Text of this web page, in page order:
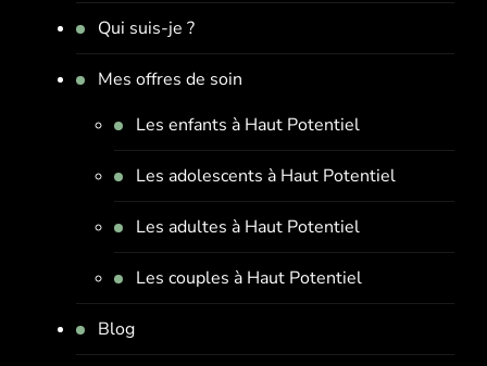
Qui suis-je ?
Mes offres de soin
Les enfants à Haut Potentiel
Les adolescents à Haut Potentiel
Les adultes à Haut Potentiel
Les couples à Haut Potentiel
Blog